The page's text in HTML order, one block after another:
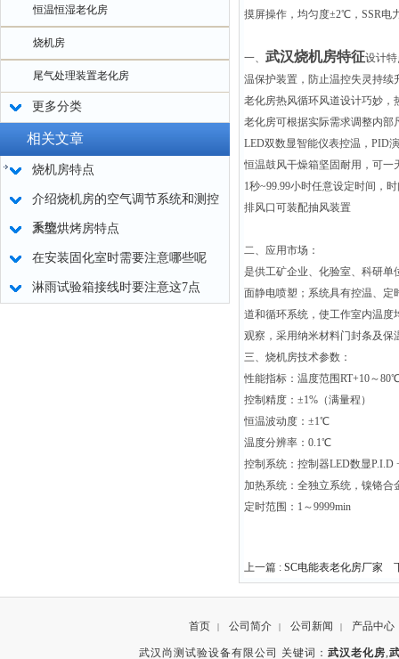
恒温恒湿老化房
烧机房
尾气处理装置老化房
更多分类
相关文章
烧机房特点
介绍烧机房的空气调节系统和测控
系统
大型烘烤房特点
在安装固化室时需要注意哪些呢
淋雨试验箱接线时要注意这7点
摸屏操作，均匀度±2℃，SSR电
一、 武汉烧机房特征设计
温保护装置，防止温控失灵持
老化房热风循环风道设计巧妙，
老化房可根据实际需求调整内部
LED双数显智能仪表控温，PID
恒温鼓风干燥箱坚固耐用，可一
1秒~99.99小时任意设定时间，
排风口可装配抽风装置
二、应用市场：
是供工矿企业、化验室、科研
面静电喷塑；系统具有控温、
道和循环系统，使工作室内温度
观察，采用纳米材料门封条及保
三、烧机房技术参数：
性能指标：温度范围RT+10～
控制精度：±1%（满量程）
恒温波动度：±1℃
温度分辨率：0.1℃
控制系统：控制器LED数显P.I.D
加热系统：全独立系统，镍铬合
定时范围：1～9999min
上一篇 : SC电能表老化房厂家
首页 | 公司简介 | 公司新闻 | 产品中心
武汉尚测试验设备有限公司 关键词：武汉老化房,